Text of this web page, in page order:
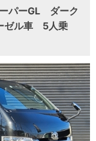
パーGL ダーク
ル車 5人乗